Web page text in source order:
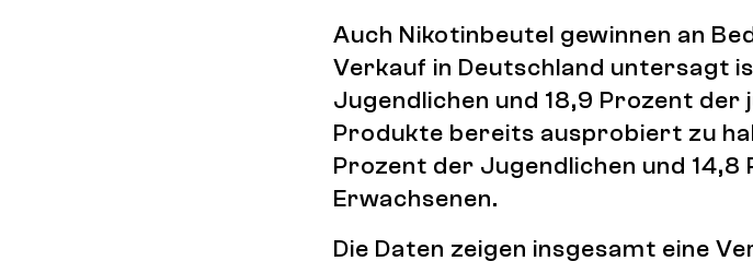
Auch Nikotinbeutel gewinnen an
Verkauf in Deutschland untersagt
Jugendlichen und 18,9 Prozent der
Produkte bereits ausprobiert zu
Prozent der Jugendlichen und 14,8
Erwachsenen.
Die Daten zeigen insgesamt eine